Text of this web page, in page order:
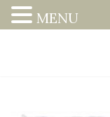
MENU